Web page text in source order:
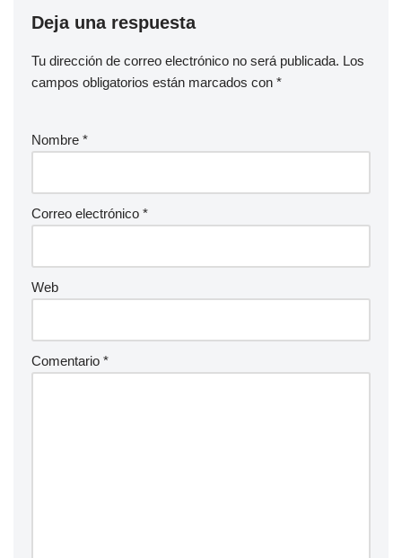
Deja una respuesta
Tu dirección de correo electrónico no será publicada. Los
campos obligatorios están marcados con *
Nombre *
Correo electrónico *
Web
Comentario *